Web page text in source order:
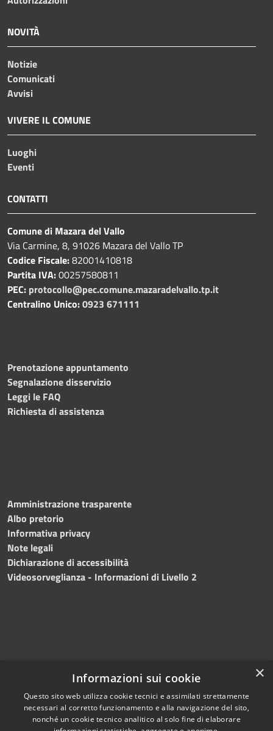
NOVITÀ
Notizie
Comunicati
Avvisi
VIVERE IL COMUNE
Luoghi
Eventi
CONTATTI
Comune di Mazara del Vallo
Via Carmine, 8, 91026 Mazara del Vallo TP
Codice Fiscale:82001410818
Partita IVA:00257580811
PEC: protocollo@pec.comune.mazaradelvallo.tp.it
Centralino Unico:0923 671111
Prenotazione appuntamento
Segnalazione disservizio
Leggi le FAQ
Richiesta di assistenza
Amministrazione trasparente
Albo pretorio
Informativa privacy
Note legali
Dichiarazione di accessibilità
Videosorveglianza - Informazioni di Livello 2
Copyright © 2024 •
×
Informazioni sui cookie
Questo sito web utilizza cookie tecnici e assimilati strettamente
necessari al corretto funzionamento e alla navigazione del sito,
nonché un cookie tecnico analitico al solo fine di elaborare